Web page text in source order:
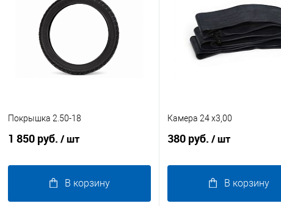
Покрышка 2.50-18
1 850 руб. / шт
В корзину
Камера 24 х3,00
380 руб. / шт
В корзину